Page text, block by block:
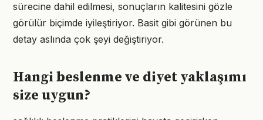
sürecine dahil edilmesi, sonuçların kalitesini gözle
görülür biçimde iyileştiriyor. Basit gibi görünen bu
detay aslında çok şeyi değiştiriyor.
Hangi beslenme ve diyet yaklaşımı
size uygun?